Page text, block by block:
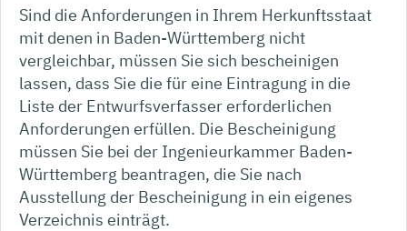
Sind die Anforderungen in Ihrem Herkunftsstaat
mit denen in Baden-Württemberg nicht
vergleichbar, müssen Sie sich bescheinigen
lassen, dass Sie die für eine Eintragung in die
Liste der Entwurfsverfasser erforderlichen
Anforderungen erfüllen. Die Bescheinigung
müssen Sie bei der Ingenieurkammer Baden-
Württemberg beantragen, die Sie nach
Ausstellung der Bescheinigung in ein eigenes
Verzeichnis einträgt.